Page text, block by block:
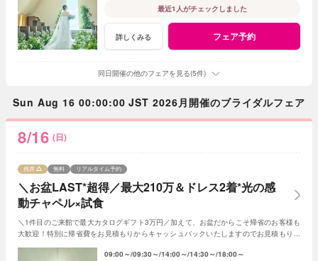
最近1人がチェックしました
詳しくみる フェア予約
同日開催の他のフェアを見る(5件)
Sun Aug 16 00:00:00 JST 2026月開催のブライダルフェア
8/16 (日)
＼お盆LAST*超得／最大210万＆ドレス2着*光の感
動チャペル×試食
残席 無料 リアルタイム予約
＼1件目のご来館で最大カタログギフト3万円／加えて、お盆だからこそ帰省のお客様も
大歓迎！特別に帰省費をお見積もりからキャッシュバックいたしますのでお見積もり作
09:00～ 09:30～ 14:00～ 14:30～ 18:00～